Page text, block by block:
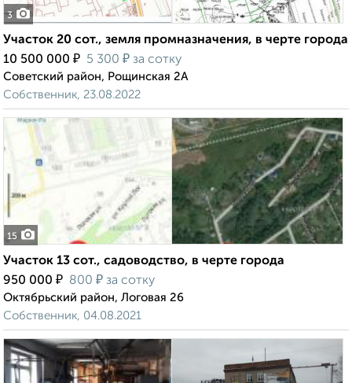
3
Участок 20 сот., земля промназначения, в черте города
10 500 000 ₽ 5 300 ₽ за сотку
Советский район, Рощинская 2А
Собственник, 23.08.2022
15
Участок 13 сот., садоводство, в черте города
950 000 ₽ 800 ₽ за сотку
Октябрьский район, Логовая 26
Собственник, 04.08.2021